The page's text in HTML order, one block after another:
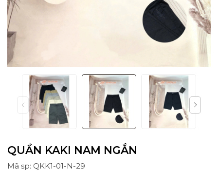
QUẦN KAKI NAM NGẮN
Mã sp: QKK1-01-N-29